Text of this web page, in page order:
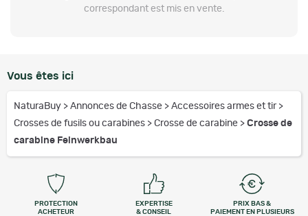
correspondant est mis en vente.
Vous êtes ici
NaturaBuy > Annonces de Chasse > Accessoires armes et tir >
Crosses de fusils ou carabines > Crosse de carabine > Crosse de
carabine Feinwerkbau
PROTECTION
ACHETEUR
EXPERTISE
& CONSEIL
PRIX BAS &
PAIEMENT EN PLUSIEURS